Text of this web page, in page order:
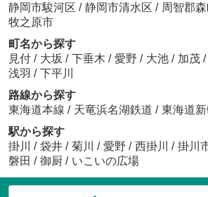
静岡市駿河区 / 静岡市清水区 / 周智郡森
牧之原市
町名から探す
見付 / 大坂 / 下垂木 / 愛野 / 大池 / 加茂 /
浅羽 /
下平川
路線から探す
東海道本線 / 天竜浜名湖鉄道 / 東海道
駅から探す
掛川 / 袋井 / 菊川 / 愛野 / 西掛川 / 掛川
磐田 / 御厨 / いこいの広場